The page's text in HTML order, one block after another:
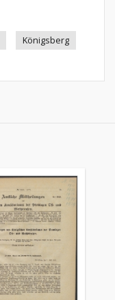
Königsberg